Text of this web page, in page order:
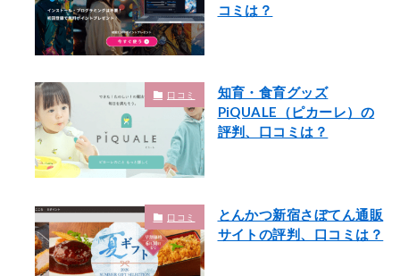
コミは？
口コミ
知育・食育グッズ
PiQUALE（ピカーレ）の
評判、口コミは？
口コミ
とんかつ新宿さぼてん通販
サイトの評判、口コミは？